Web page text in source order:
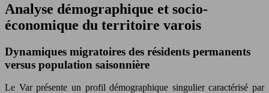
Analyse démographique et socio-
économique du territoire varois
Dynamiques migratoires des résidents permanents
versus population saisonnière
Le Var présente un profil démographique singulier caractérisé par